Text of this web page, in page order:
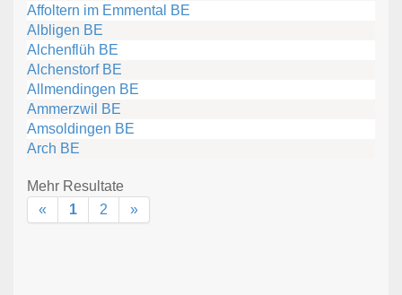
Affoltern im Emmental BE
Albligen BE
Alchenflüh BE
Alchenstorf BE
Allmendingen BE
Ammerzwil BE
Amsoldingen BE
Arch BE
Mehr Resultate
«
1 2 »